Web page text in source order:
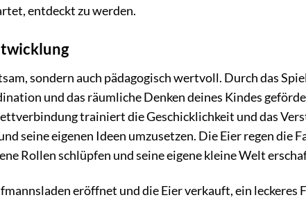
entdeckt zu werden.
sondern auch pädagogisch wertvoll. Durch das
und das räumliche Denken deines Kindes
trainiert die Geschicklichkeit und das
seine eigenen Ideen umzusetzen. Die Eier regen die
Rollen schlüpfen und seine eigene kleine Welt
eröffnet und die Eier verkauft, ein leckeres